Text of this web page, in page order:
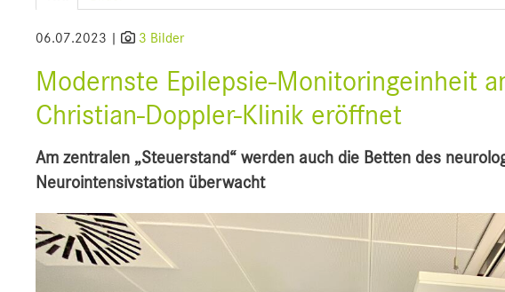
06.07.2023 | 3 Bilder
Modernste Epilepsie-Monitoringeinheit
Christian-Doppler-Klinik eröffnet
Am zentralen „Steuerstand“ werden auch die Betten des
Neurointensivstation überwacht